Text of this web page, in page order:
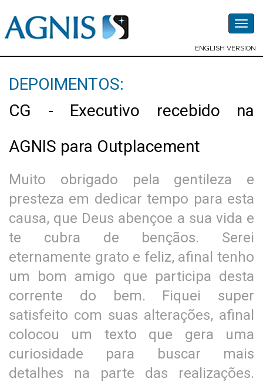
ENGLISH VERSION
DEPOIMENTOS:
CG - Executivo recebido na
AGNIS para Outplacement
Muito obrigado pela gentileza e
presteza em dedicar tempo para esta
causa, que Deus abençoe a sua vida e
te cubra de bençãos. Serei
eternamente grato e feliz, afinal tenho
um bom amigo que participa desta
corrente do bem. Fiquei super
satisfeito com suas alterações, afinal
colocou um texto que gera uma
curiosidade para buscar mais
detalhes na parte das realizações.